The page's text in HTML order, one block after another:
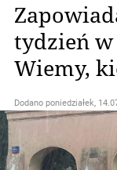
tydzień w
Wiemy,
Dodano poniedziałek,